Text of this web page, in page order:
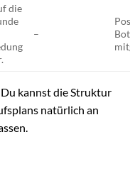
die
–
kannst die Struktur
natürlich an